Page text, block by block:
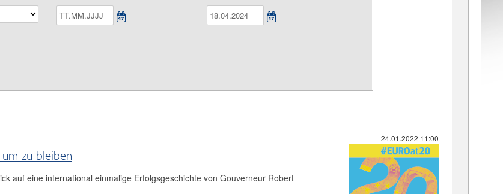
24.01.2022 11:00
zu bleiben
auf eine international einmalige Erfolgsgeschichte von Gouverneur Robert